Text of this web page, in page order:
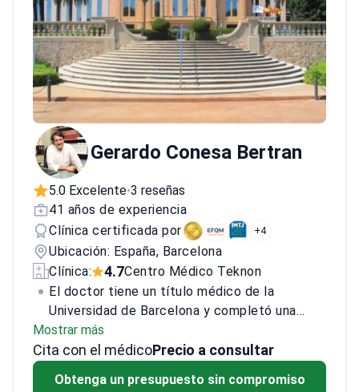
Gerardo Conesa Bertran
5.0 Excelente•3 reseñas
41 años de experiencia
Clínica certificada por
+4
Ubicación: España, Barcelona
Clínica:
4.7Centro Médico Teknon
El doctor tiene un título médico de la
Universidad de Barcelona y completó una
especialización en neurocirugía en el Hospital
Universitario de Bellvitge. Con un enfoque
médula espinal, neurocirugía vascular y
Mostrar más
Cita con el médicoPrecio a consultar
Obtenga un presupuesto sin compromiso